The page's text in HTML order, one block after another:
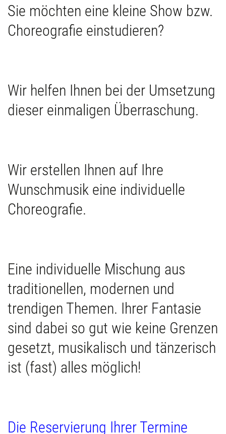
Sie möchten eine kleine Show bzw.
Choreografie einstudieren?
Wir helfen Ihnen bei der Umsetzung
dieser einmaligen Überraschung.
Wir erstellen Ihnen auf Ihre
Wunschmusik eine individuelle
Choreografie.
Eine individuelle Mischung aus
traditionellen, modernen und
trendigen Themen. Ihrer Fantasie
sind dabei so gut wie keine Grenzen
gesetzt, musikalisch und tänzerisch
ist (fast) alles möglich!
Die Reservierung Ihrer Termine